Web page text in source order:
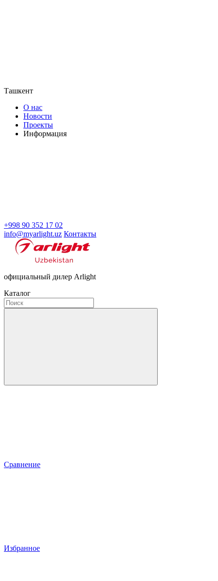
Ташкент
О нас
Новости
Проекты
Информация
+998 90 352 17 02
info@myarlight.uz Контакты
официальный дилер Arlight
Каталог
Сравнение
Избранное